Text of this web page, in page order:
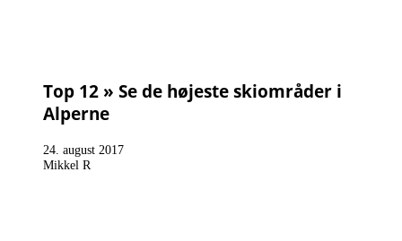
Top 12 » Se de højeste skiområder i
Alperne
24. august 2017
Mikkel R